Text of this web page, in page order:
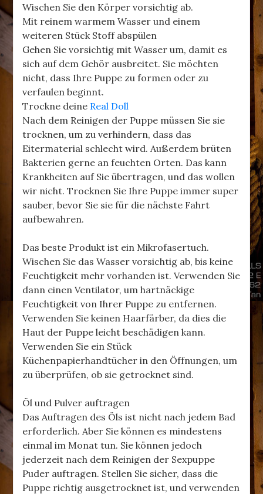
Wischen Sie den Körper vorsichtig ab.
Mit reinem warmem Wasser und einem
weiteren Stück Stoff abspülen
Gehen Sie vorsichtig mit Wasser um, damit es
sich auf dem Gehör ausbreitet. Sie möchten
nicht, dass Ihre Puppe zu formen oder zu
verfaulen beginnt.
Trockne deine Real Doll
Nach dem Reinigen der Puppe müssen Sie sie
trocknen, um zu verhindern, dass das
Eitermaterial schlecht wird. Außerdem brüten
Bakterien gerne an feuchten Orten. Das kann
Krankheiten auf Sie übertragen, und das wollen
wir nicht. Trocknen Sie Ihre Puppe immer super
sauber, bevor Sie sie für die nächste Fahrt
aufbewahren.
Das beste Produkt ist ein Mikrofasertuch.
Wischen Sie das Wasser vorsichtig ab, bis keine
Feuchtigkeit mehr vorhanden ist. Verwenden Sie
dann einen Ventilator, um hartnäckige
Feuchtigkeit von Ihrer Puppe zu entfernen.
Verwenden Sie keinen Haarfärber, da dies die
Haut der Puppe leicht beschädigen kann.
Verwenden Sie ein Stück
Küchenpapierhandtücher in den Öffnungen, um
zu überprüfen, ob sie getrocknet sind.
Öl und Pulver auftragen
Das Auftragen des Öls ist nicht nach jedem Bad
erforderlich. Aber Sie können es mindestens
einmal im Monat tun. Sie können jedoch
jederzeit nach dem Reinigen der Sexpuppe
Puder auftragen. Stellen Sie sicher, dass die
Puppe richtig ausgetrocknet ist, und verwenden